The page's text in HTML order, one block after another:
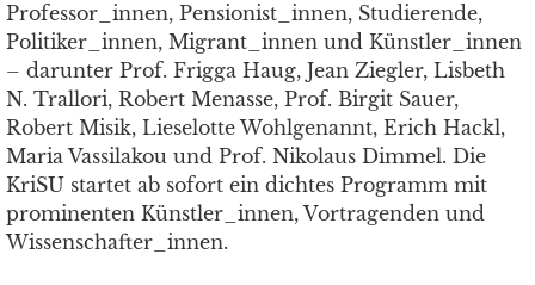
Professor_innen, Pensionist_innen, Studierende,
Politiker_innen, Migrant_innen und Künstler_innen
– darunter Prof. Frigga Haug, Jean Ziegler, Lisbeth
N. Trallori, Robert Menasse, Prof. Birgit Sauer,
Robert Misik, Lieselotte Wohlgenannt, Erich Hackl,
Maria Vassilakou und Prof. Nikolaus Dimmel. Die
KriSU startet ab sofort ein dichtes Programm mit
prominenten Künstler_innen, Vortragenden und
Wissenschafter_innen.